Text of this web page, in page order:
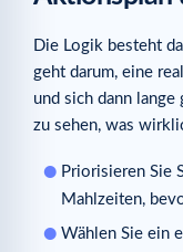
Die Logik besteht
geht darum, eine
und sich dann lange
zu sehen, was
Priorisieren Sie
Mahlzeiten,
Wählen Sie ein